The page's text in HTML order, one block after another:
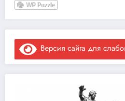
Версия сайта для